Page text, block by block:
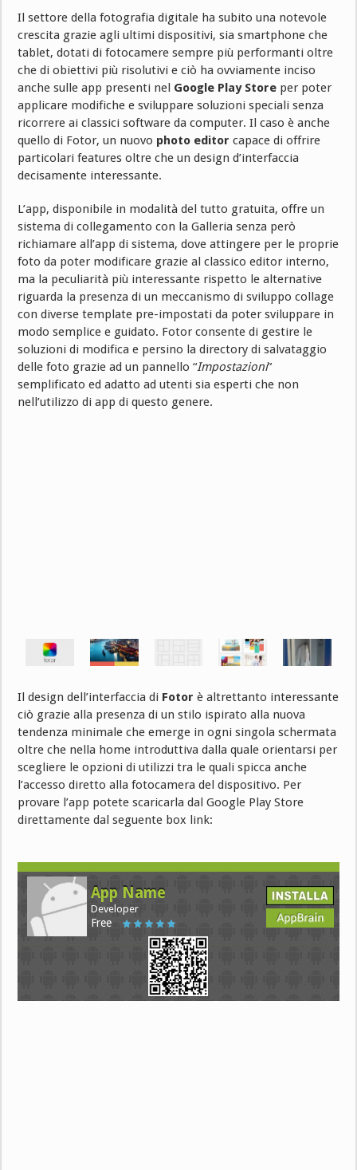
Il settore della fotografia digitale ha subito una notevole
crescita grazie agli ultimi dispositivi, sia smartphone che
tablet, dotati di fotocamere sempre più performanti oltre
che di obiettivi più risolutivi e ciò ha ovviamente inciso
anche sulle app presenti nel Google Play Store per poter
applicare modifiche e sviluppare soluzioni speciali senza
ricorrere ai classici software da computer. Il caso è anche
quello di Fotor, un nuovo photo editor capace di offrire
particolari features oltre che un design d’interfaccia
decisamente interessante.
L’app, disponibile in modalità del tutto gratuita, offre un
sistema di collegamento con la Galleria senza però
richiamare all’app di sistema, dove attingere per le proprie
foto da poter modificare grazie al classico editor interno,
ma la peculiarità più interessante rispetto le alternative
riguarda la presenza di un meccanismo di sviluppo collage
con diverse template pre-impostati da poter sviluppare in
modo semplice e guidato. Fotor consente di gestire le
soluzioni di modifica e persino la directory di salvataggio
delle foto grazie ad un pannello “Impostazioni”
semplificato ed adatto ad utenti sia esperti che non
nell’utilizzo di app di questo genere.
Il design dell’interfaccia di Fotor è altrettanto interessante
ciò grazie alla presenza di un stilo ispirato alla nuova
tendenza minimale che emerge in ogni singola schermata
oltre che nella home introduttiva dalla quale orientarsi per
scegliere le opzioni di utilizzi tra le quali spicca anche
l’accesso diretto alla fotocamera del dispositivo. Per
provare l’app potete scaricarla dal Google Play Store
direttamente dal seguente box link:
App Name
Developer
Free